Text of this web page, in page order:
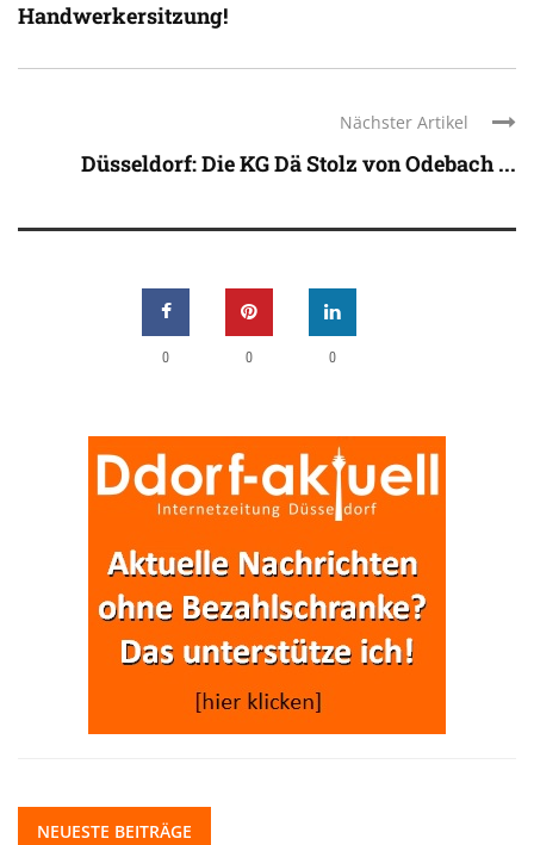
Handwerkersitzung!
Nächster Artikel
Düsseldorf: Die KG Dä Stolz von Odebach ...
0 0 0
NEUESTE BEITRÄGE